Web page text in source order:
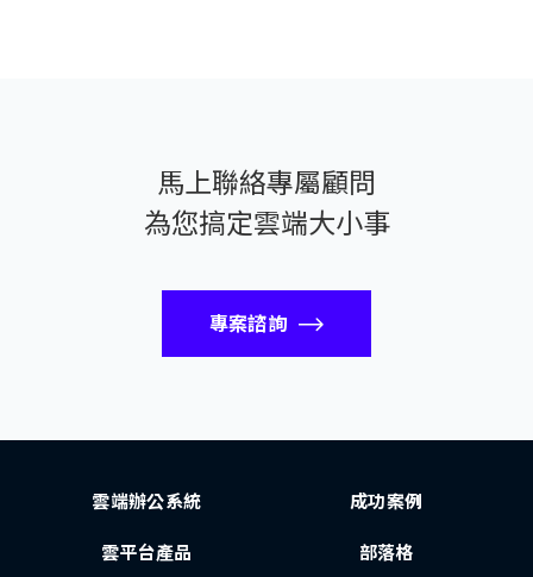
馬上聯絡專屬顧問
為您搞定雲端大小事
專案諮詢
雲端辦公系統
雲平台產品
成功案例
部落格